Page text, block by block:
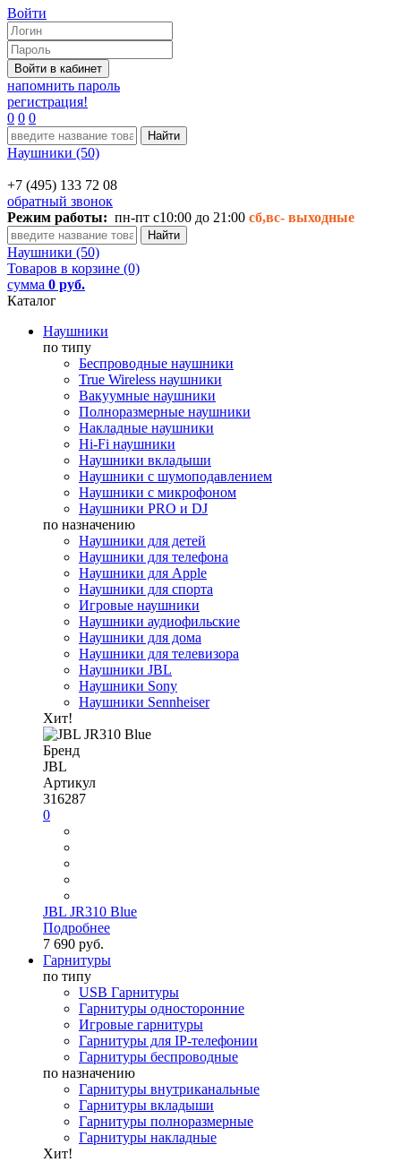
Войти
напомнить пароль
регистрация!
0 0 0
Наушники (50)
+7 (495) 133 72 08
обратный звонок
Режим работы: пн-пт с10:00 до 21:00 сб,вс- выходные
Наушники (50)
Товаров в корзине (0)
сумма 0 руб.
Каталог
Наушники
по типу
Беспроводные наушники
True Wireless наушники
Вакуумные наушники
Полноразмерные наушники
Накладные наушники
Hi-Fi наушники
Наушники вкладыши
Наушники с шумоподавлением
Наушники с микрофоном
Наушники PRO и DJ
по назначению
Наушники для детей
Наушники для телефона
Наушники для Apple
Наушники для спорта
Игровые наушники
Наушники аудиофильские
Наушники для дома
Наушники для телевизора
Наушники JBL
Наушники Sony
Наушники Sennheiser
Хит!
Бренд
JBL
Артикул
316287
0
JBL JR310 Blue
Подробнее
7 690 руб.
Гарнитуры
по типу
USB Гарнитуры
Гарнитуры односторонние
Игровые гарнитуры
Гарнитуры для IP-телефонии
Гарнитуры беспроводные
по назначению
Гарнитуры внутриканальные
Гарнитуры вкладыши
Гарнитуры полноразмерные
Гарнитуры накладные
Хит!